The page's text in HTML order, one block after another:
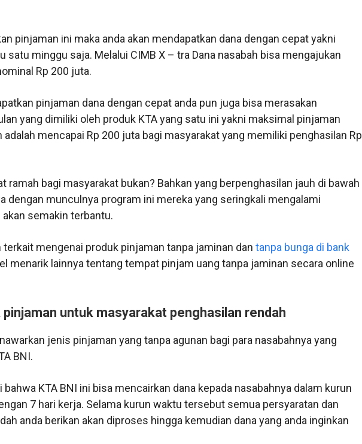
pinjaman ini maka anda akan mendapatkan dana dengan cepat yakni
satu minggu saja. Melalui CIMB X – tra Dana nasabah bisa mengajukan
Rp 200 juta.
pinjaman dana dengan cepat anda pun juga bisa merasakan
yang dimiliki oleh produk KTA yang satu ini yakni maksimal pinjaman
adalah mencapai Rp 200 juta bagi masyarakat yang memiliki penghasilan Rp
ramah bagi masyarakat bukan? Bahkan yang berpenghasilan jauh di bawah
dengan munculnya program ini mereka yang seringkali mengalami
semakin terbantu.
terkait mengenai produk pinjaman tanpa jaminan dan tanpa bunga di bank
menarik lainnya tentang tempat pinjam uang tanpa jaminan secara online
untuk masyarakat penghasilan rendah
jenis pinjaman yang tanpa agunan bagi para nasabahnya yang
BNI.
bahwa KTA BNI ini bisa mencairkan dana kepada nasabahnya dalam kurun
7 hari kerja. Selama kurun waktu tersebut semua persyaratan dan
anda berikan akan diproses hingga kemudian dana yang anda inginkan